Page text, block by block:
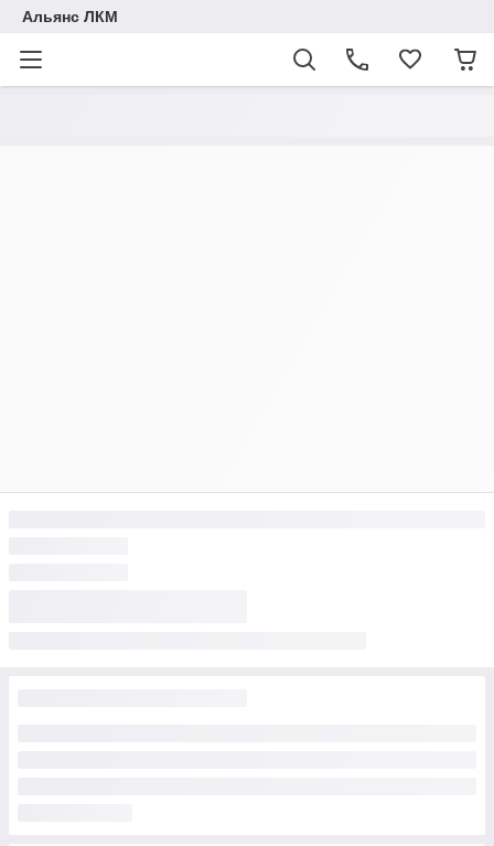
Альянс ЛКМ